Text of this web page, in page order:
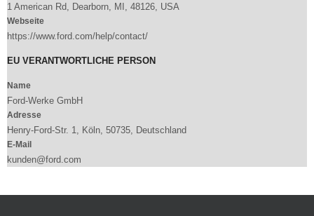
1 American Rd, Dearborn, MI, 48126, USA
Webseite
https://www.ford.com/help/contact/
EU VERANTWORTLICHE PERSON
Name
Ford-Werke GmbH
Adresse
Henry-Ford-Str. 1, Köln, 50735, Deutschland
E-Mail
kunden@ford.com